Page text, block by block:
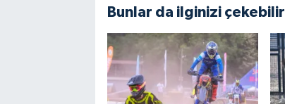
Bunlar da ilginizi çekebilir